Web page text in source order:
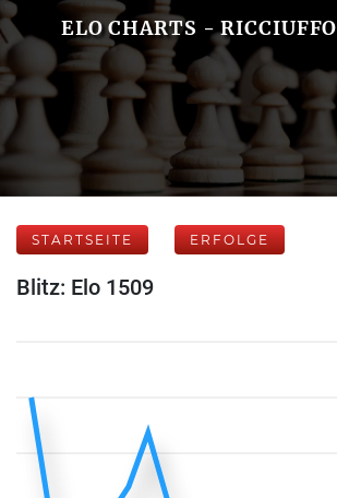
ELO CHARTS - RICCIUFFO
STARTSEITE ERFOLGE
Blitz: Elo 1509